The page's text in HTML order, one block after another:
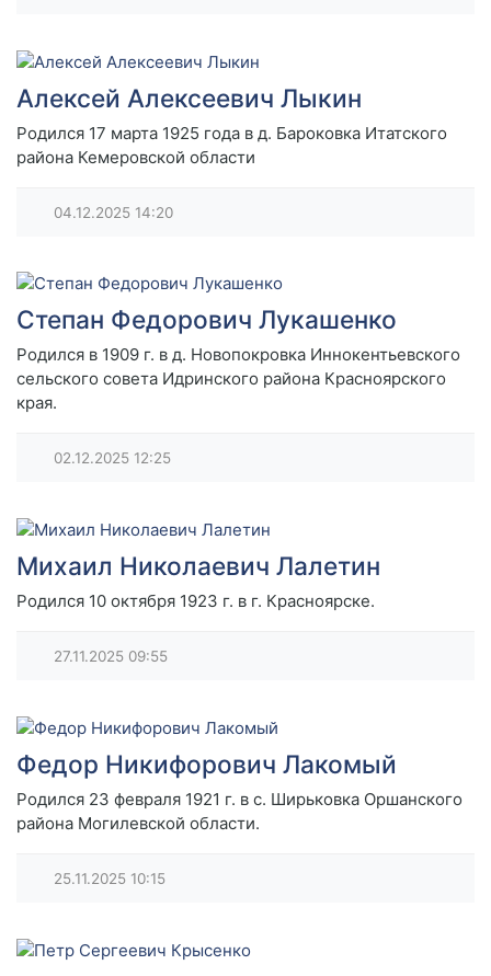
Алексей Алексеевич Лыкин
Родился 17 марта 1925 года в д. Бароковка Итатского
района Кемеровской области
04.12.2025 14:20
Степан Федорович Лукашенко
Родился в 1909 г. в д. Новопокровка Иннокентьевского
сельского совета Идринского района Красноярского
края.
02.12.2025 12:25
Михаил Николаевич Лалетин
Родился 10 октября 1923 г. в г. Красноярске.
27.11.2025 09:55
Федор Никифорович Лакомый
Родился 23 февраля 1921 г. в с. Ширьковка Оршанского
района Могилевской области.
25.11.2025 10:15